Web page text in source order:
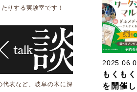
もくも
を開催し
りする実験室です！
代表など、岐阜の木に深